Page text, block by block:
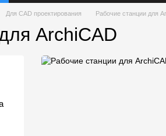
Для CAD проектирования Рабочие станции для
ArchiCAD